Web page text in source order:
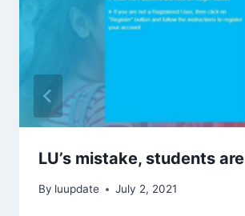
LU’s mistake, students
By luupdate July 2, 2021